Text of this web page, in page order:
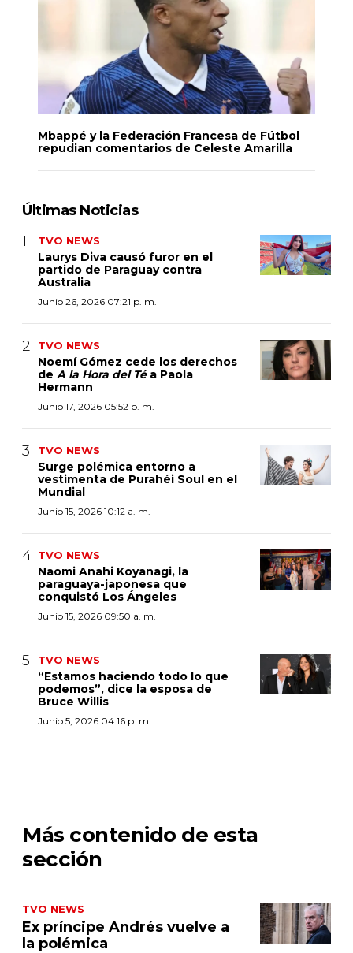
Mbappé y la Federación Francesa de Fútbol
repudian comentarios de Celeste Amarilla
Últimas Noticias
TVO NEWS
Laurys Diva causó furor en el
partido de Paraguay contra
Australia
Junio 26, 2026 07:21 p. m.
TVO NEWS
Noemí Gómez cede los derechos
de A la Hora del Té a Paola
Hermann
Junio 17, 2026 05:52 p. m.
TVO NEWS
Surge polémica entorno a
vestimenta de Purahéi Soul en el
Mundial
Junio 15, 2026 10:12 a. m.
TVO NEWS
Naomi Anahi Koyanagi, la
paraguaya-japonesa que
conquistó Los Ángeles
Junio 15, 2026 09:50 a. m.
TVO NEWS
“Estamos haciendo todo lo que
podemos”, dice la esposa de
Bruce Willis
Junio 5, 2026 04:16 p. m.
Más contenido de esta
sección
TVO NEWS
Ex príncipe Andrés vuelve a
la polémica